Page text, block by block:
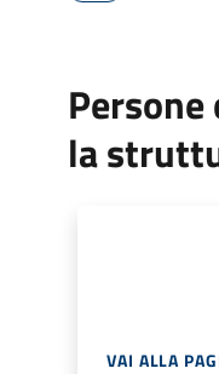
la
VAI ALLA